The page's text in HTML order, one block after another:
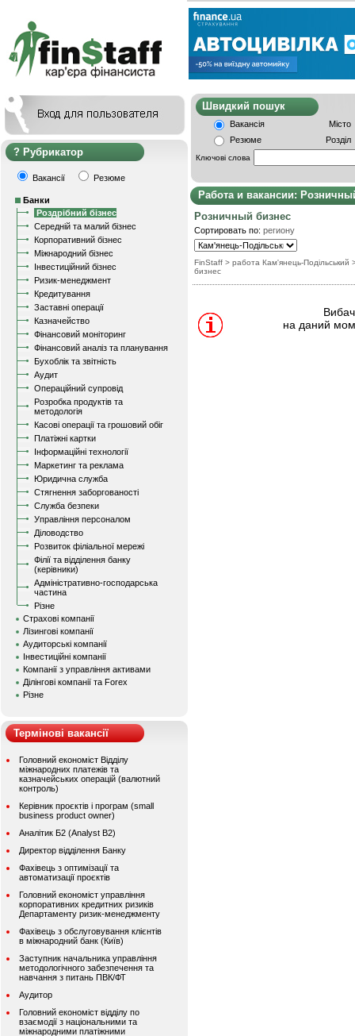
Рубрикатор
Вакансії Резюме
Банки
Роздрібний бізнес
Середній та малий бізнес
Корпоративний бізнес
Міжнародний бізнес
Інвестиційний бізнес
Ризик-менеджмент
Кредитування
Заставні операції
Казначейство
Фінансовий моніторинг
Фінансовий аналіз та планування
Бухоблік та звітність
Аудит
Операційний супровід
Розробка продуктів та
методологія
Касові операції та грошовий обіг
Платіжні картки
Інформаційні технології
Маркетинг та реклама
Юридична служба
Стягнення заборгованості
Служба безпеки
Управління персоналом
Діловодство
Розвиток філіальної мережі
Філії та відділення банку
(керівники)
Адміністративно-господарська
частина
Різне
Страхові компанії
Лізингові компанії
Аудиторські компанії
Інвестиційні компанії
Компанії з управління активами
Ділінгові компанії та Forex
Різне
Термінові вакансії
Головний економіст Відділу
міжнародних платежів та
казначейських операцій (валютний
контроль)
Керівник проєктів і програм (small
business product owner)
Аналітик Б2 (Analyst B2)
Директор відділення Банку
Фахівець з оптимізації та
автоматизації проєктів
Головний економіст управління
корпоративних кредитних ризиків
Департаменту ризик-менеджменту
Фахівець з обслуговування клієнтів
в міжнародний банк (Київ)
Заступник начальника управління
методологічного забезпечення та
навчання з питань ПВК/ФТ
Аудитор
Головний економіст відділу по
взаємодії з національними та
міжнародними платіжними
Швидкий
Вакансія
Місто
Резюме
Розділ
Ключові слова
Работа и вакансии:
Розничный бизнес
Сортировать по: региону
FinStaff > работа Кам'янець-Подільський
бизнес
на даний